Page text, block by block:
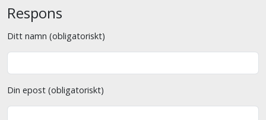
Respons
Ditt namn (obligatoriskt)
Din epost (obligatoriskt)